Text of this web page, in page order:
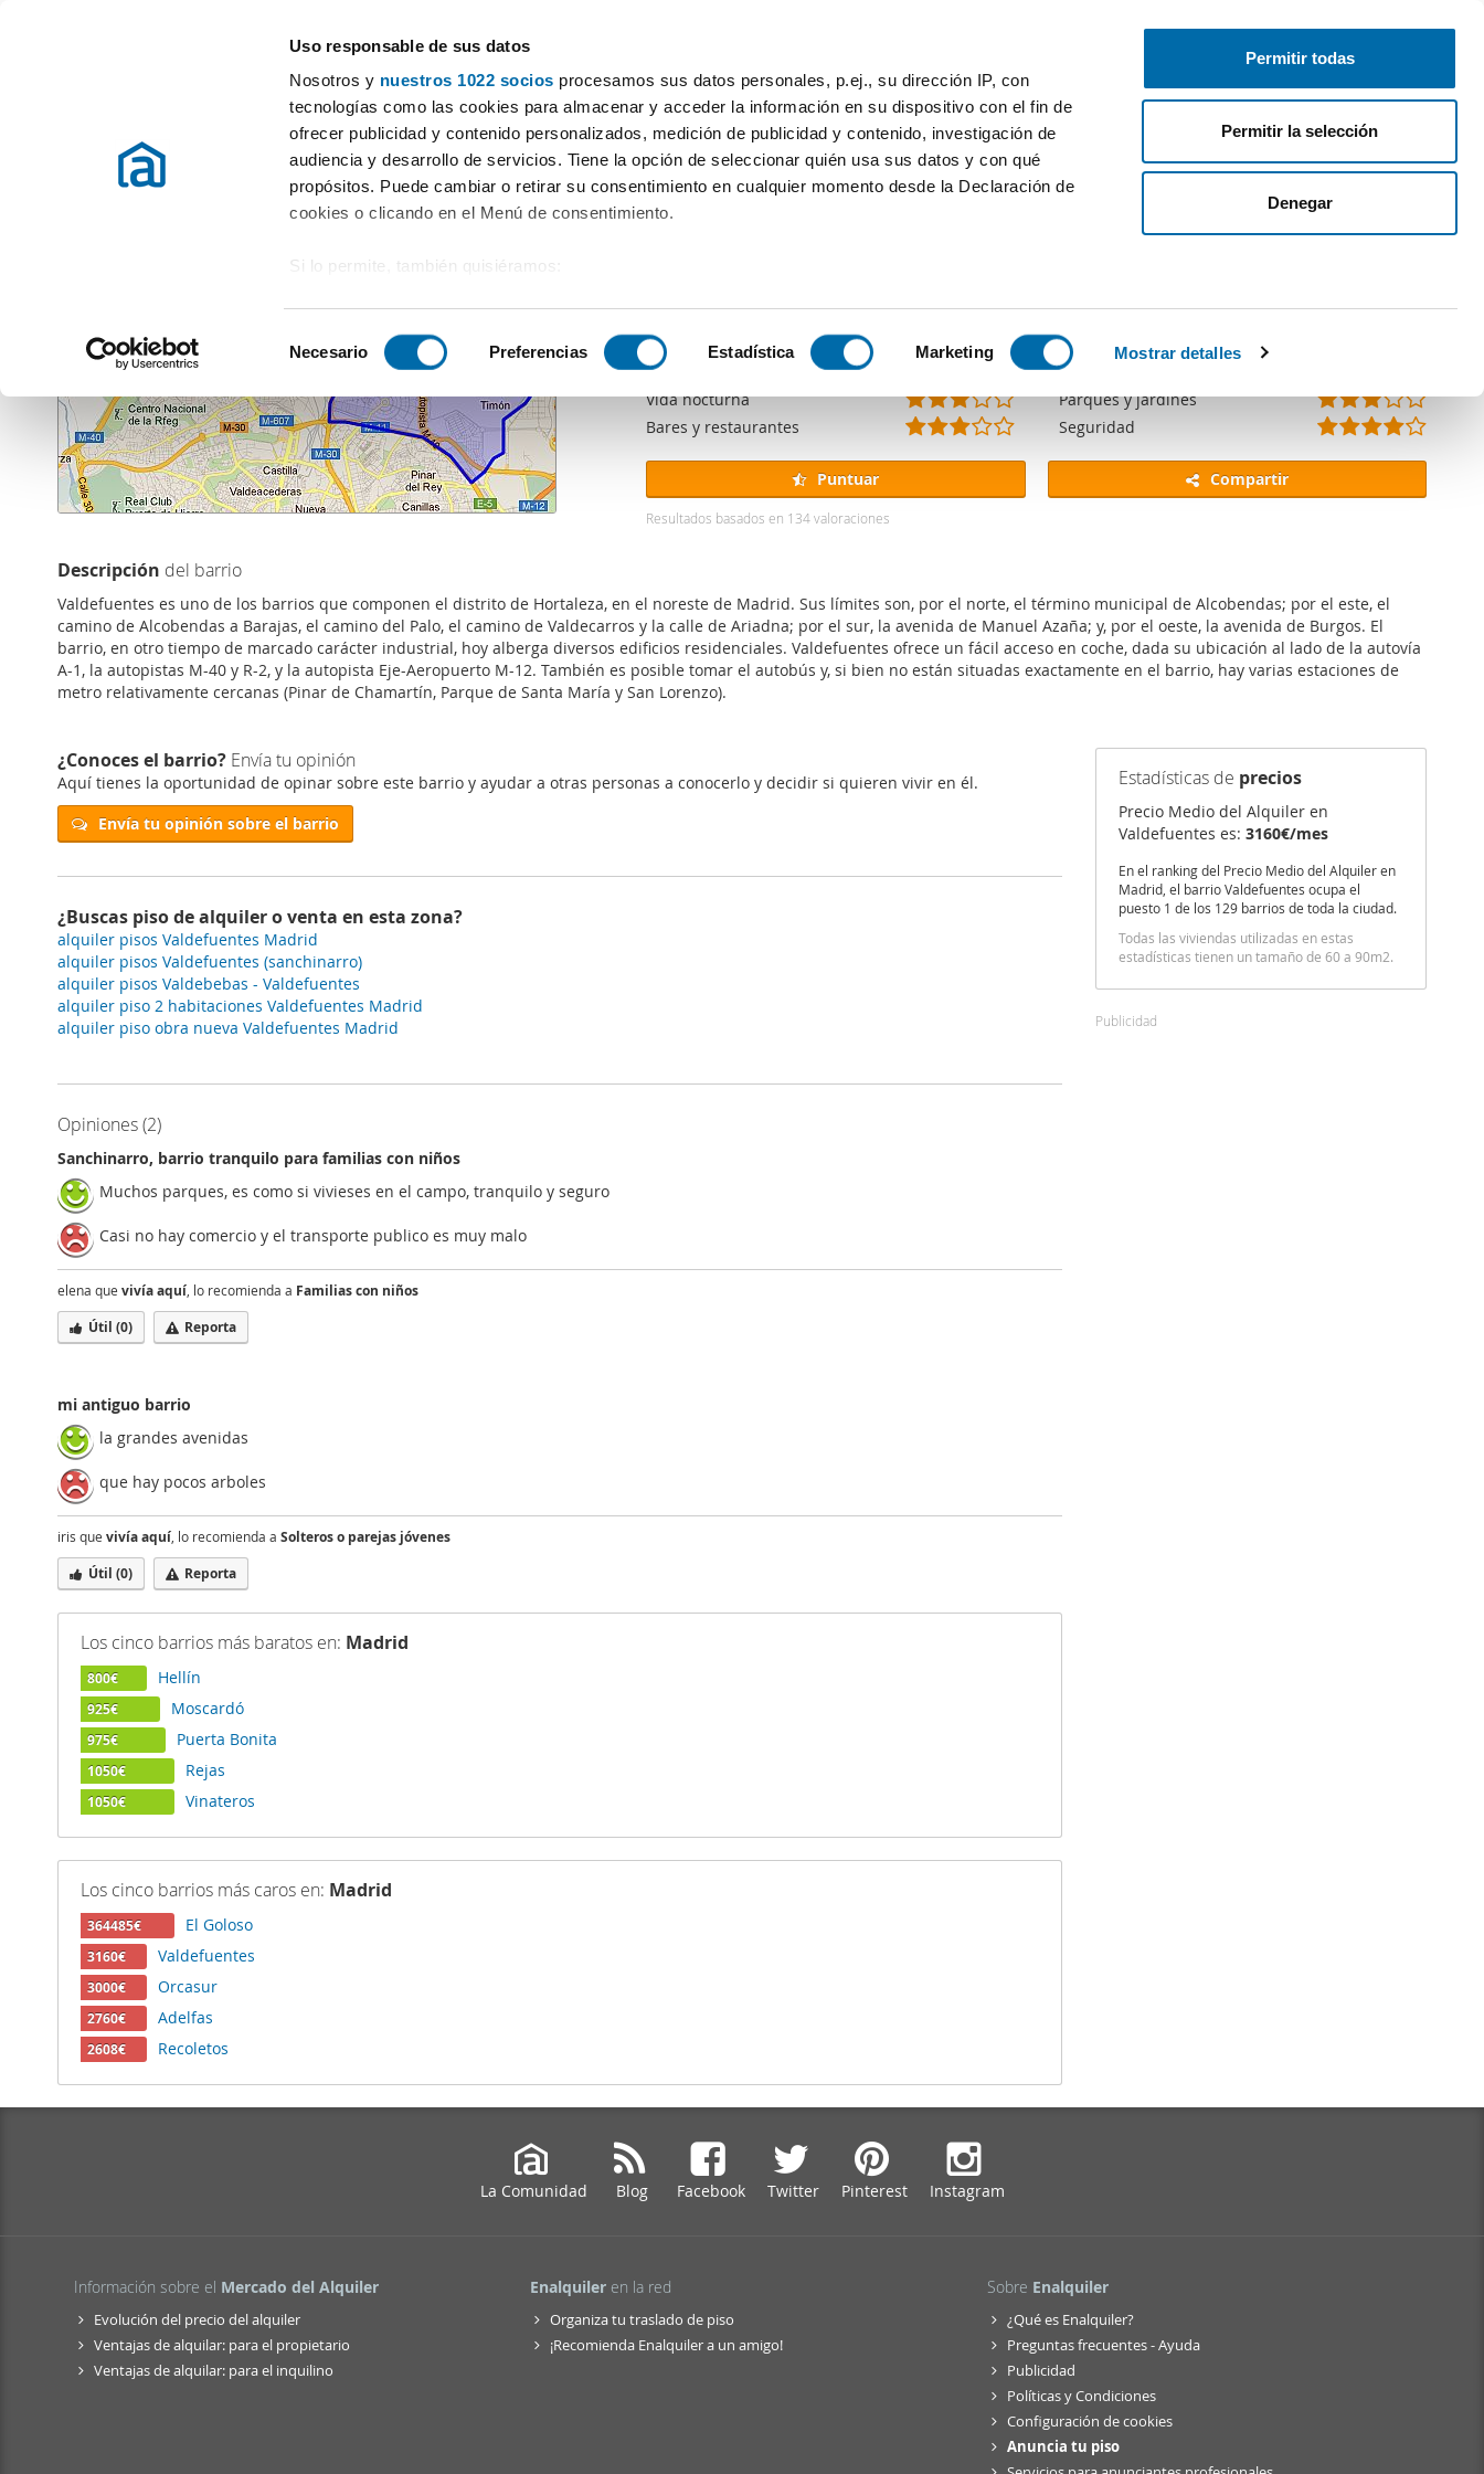
Uso responsable de sus datos
Nosotros y nuestros 1022 socios procesamos sus datos personales, p.ej., su dirección IP, con
tecnologías como las cookies para almacenar y acceder la información en su dispositivo con el fin de
ofrecer publicidad y contenido personalizados, medición de publicidad y contenido, investigación de
audiencia y desarrollo de servicios. Tiene la opción de seleccionar quién usa sus datos y con qué
propósitos. Puede cambiar o retirar su consentimiento en cualquier momento desde la Declaración de
cookies o clicando en el Menú de consentimiento.
Si lo permite, también quisiéramos:
Identificar su dispositivo analizándolo activamente para buscar características específicas (huellas
Obtenga más información sobre cómo se procesan sus datos personales y establezca sus
preferencias en lasección de datos
. Puede cambiar o retirar su consentimiento en cualquier momento
en la Declaración de cookies.
Las cookies de este sitio web se usan para personalizar el contenido y los anuncios, ofrecer funciones
que haya hecho de sus servicios.
e
e
c
c
i
e
c
o
n
n
t
m
n
t
o
Necesario Preferencias Estadística Marketing Mostrar detalles
Permitir todas
Permitir la selección
Denegar
Publica gratis Inicia sesión
Opiniones de barrios Guías y recursos
Actualmente no se publican nuevas preguntas y respuestas en La Comunidad, que queda accesible únicamente como página de consulta.
Opiniones de Barrios Valdefuentes
*
*
*
*
)
Transporte público
(
*
)
(
*
)
(
*
)
(
)
(
)
Supermercados
(
*
(
*
(
*
(
)
(
)
Pequeños comercios
(
*
(
*
(
*
(
)
(
)
Vida nocturna
(
*
(
*
(
*
(
)
(
)
Bares y restaurantes
(((((
Limpieza
(((((
Colegios
Parking en la calle
*
*
*
*
)
Parques y jardines
(
*
(
*
(
*
(
)
(
)
Seguridad
(
)
(
)
(
)
(
)
(
Puntuar
Compartir
Resultados basados en 134valoraciones
Descripción del barrio
Valdefuentes es uno de los barrios que componen el distrito de Hortaleza, en el noreste de Madrid. Sus límites son, por el norte, el término municipal de Alcobendas; por el este, el
camino de Alcobendas a Barajas, el camino del Palo, el camino de Valdecarros y la calle de Ariadna; por el sur, la avenida de Manuel Azaña; y, por el oeste, la avenida de Burgos. El
barrio, en otro tiempo de marcado carácter industrial, hoy alberga diversos edificios residenciales. Valdefuentes ofrece un fácil acceso en coche, dada su ubicación al lado de la autovía
A-1, la autopistas M-40 y R-2, y la autopista Eje-Aeropuerto M-12. También es posible tomar el autobús y, si bien no están situadas exactamente en el barrio, hay varias estaciones de
metro relativamente cercanas (Pinar de Chamartín, Parque de Santa María y San Lorenzo).
¿Conoces el barrio? Envía tu opinión
Aquí tienes la oportunidad de opinar sobre este barrio y ayudar a otras personas a conocerlo y decidir si quieren vivir en él.
Envía tu opinión sobre el barrio
¿Buscas piso de alquiler o venta en esta zona?
alquiler pisos Valdefuentes Madrid
alquiler pisos Valdefuentes (sanchinarro)
alquiler pisos Valdebebas - Valdefuentes
alquiler piso 2 habitaciones Valdefuentes Madrid
alquiler piso obra nueva Valdefuentes Madrid
Opiniones (2)
Sanchinarro, barrio tranquilo para familias con niños
Muchos parques, es como si vivieses en el campo, tranquilo y seguro
Casi no hay comercio y el transporte publico es muy malo
elena que vivía aquí , lo recomienda a Familias con niños
Útil (0) Reporta
mi antiguo barrio
la grandes avenidas
que hay pocos arboles
iris que vivía aquí , lo recomienda a Solteros o parejas jóvenes
Útil (0) Reporta
Los cinco barrios más baratos en: Madrid
800€ Hellín
925€ Moscardó
975€ Puerta Bonita
1050€ Rejas
1050€ Vinateros
Los cinco barrios más caros en: Madrid
364485€ El Goloso
3160€ Valdefuentes
3000€ Orcasur
2760€ Adelfas
2608€ Recoletos
Estadísticas de precios
Precio Medio del Alquiler en
Valdefuentes es: 3160€/mes
En el ranking del Precio Medio del Alquiler en
Madrid, el barrio Valdefuentes ocupa el
puesto 1 de los 129 barrios de toda la ciudad.
Todas las viviendas utilizadas en estas
estadísticas tienen un tamaño de 60 a 90m2.
Publicidad
La Comunidad Blog Facebook Twitter Pinterest Instagram
Información sobre el Mercado del Alquiler
Evolución del precio del alquiler
Ventajas de alquilar: para el propietario
Ventajas de alquilar: para el inquilino
Enalquiler en la red
Organiza tu traslado de piso
¡Recomienda Enalquiler a un amigo!
Sobre Enalquiler
¿Qué es Enalquiler?
Preguntas frecuentes - Ayuda
Publicidad
Políticas y Condiciones
Configuración de cookies
Anuncia tu piso